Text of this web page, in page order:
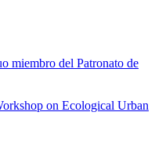
miembro del Patronato de
on Ecological Urban